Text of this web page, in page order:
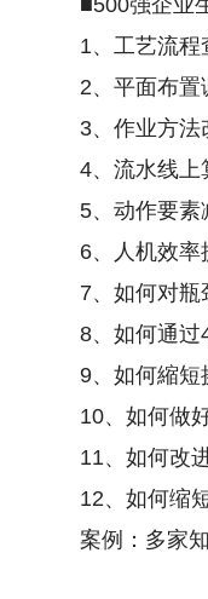
■500强企业
1、工艺流程
2、平面布置
3、作业方法
4、流水线上
5、动作要素
6、人机效率
7、如何对
8、如何通过
9、如何縮短
10、如何做
11、如何改
12、如何缩
案例：多家